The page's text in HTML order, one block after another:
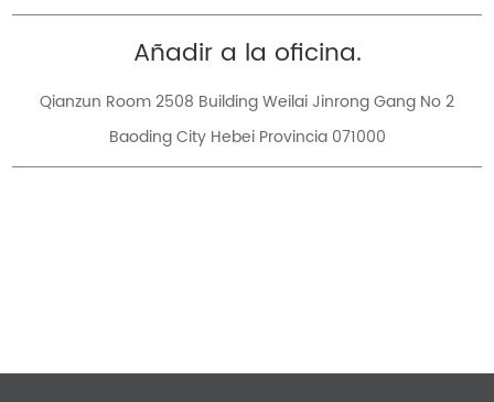
Añadir a la oficina.
Qianzun Room 2508 Building Weilai Jinrong Gang No 2
Baoding City Hebei Provincia 071000